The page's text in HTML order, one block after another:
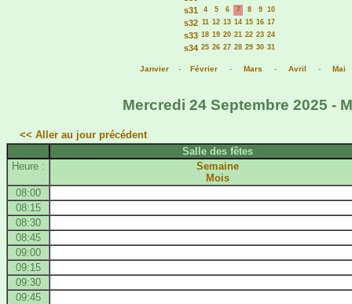
s31 4 5 6 7 8 9 10
s32 11 12 13 14 15 16 17
s33 18 19 20 21 22 23 24
s34 25 26 27 28 29 30 31
Janvier - Février - Mars - Avril - Mai
Mercredi 24 Septembre 2025 -
<< Aller au jour précédent
Salle des fêtes
Heure :
Semaine
Mois
08:00
08:15
08:30
08:45
09:00
09:15
09:30
09:45